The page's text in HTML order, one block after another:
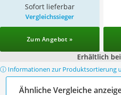
Sofort lieferbar
Vergleichssieger
Zum Angebot »
Erhältlich bei
ⓘ Informationen zur Produktsortierung
Ähnliche Vergleiche